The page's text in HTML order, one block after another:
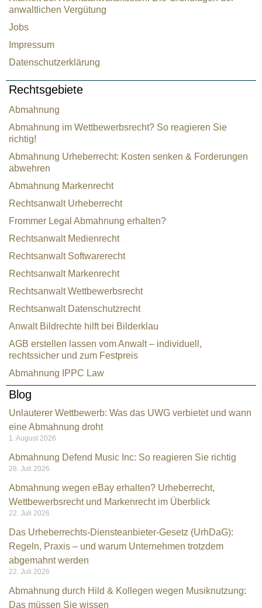
anwaltlichen Vergütung
Jobs
Impressum
Datenschutzerklärung
Rechtsgebiete
Abmahnung
Abmahnung im Wettbewerbsrecht? So reagieren Sie
richtig!
Abmahnung Urheberrecht: Kosten senken & Forderungen
abwehren
Abmahnung Markenrecht
Rechtsanwalt Urheberrecht
Frommer Legal Abmahnung erhalten?
Rechtsanwalt Medienrecht
Rechtsanwalt Softwarerecht
Rechtsanwalt Markenrecht
Rechtsanwalt Wettbewerbsrecht
Rechtsanwalt Datenschutzrecht
Anwalt Bildrechte hilft bei Bilderklau
AGB erstellen lassen vom Anwalt – individuell,
rechtssicher und zum Festpreis
Abmahnung IPPC Law
Blog
Unlauterer Wettbewerb: Was das UWG verbietet und wann
eine Abmahnung droht
1. August 2026
Abmahnung Defend Music Inc: So reagieren Sie richtig
28. Juli 2026
Abmahnung wegen eBay erhalten? Urheberrecht,
Wettbewerbsrecht und Markenrecht im Überblick
22. Juli 2026
Das Urheberrechts-Diensteanbieter-Gesetz (UrhDaG):
Regeln, Praxis – und warum Unternehmen trotzdem
abgemahnt werden
22. Juli 2026
Abmahnung durch Hild & Kollegen wegen Musiknutzung:
Das müssen Sie wissen
Kundenbewertungen und Erfahrungen zu
Rechtsanwalt Kramarz
100
%
SEHR GUT